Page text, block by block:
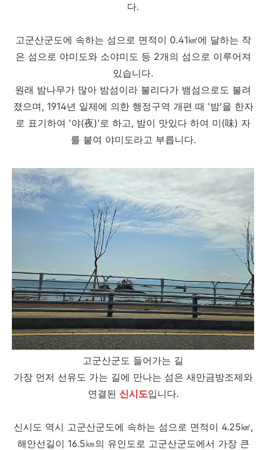
다.
고군산군도에 속하는 섬으로 면적이 0.41㎢에 달하는 작
은 섬으로 야미도와 소야미도 등 2개의 섬으로 이루어져
있습니다.
원래 밤나무가 많아 밤섬이라 불리다가 뱀섬으로도 불려
졌으며, 1914년 일제에 의한 행정구역 개편 때 '밤'을 한자
로 표기하여 '야(夜)'로 하고, 밤이 맛있다 하여 미(味) 자
를 붙여 야미도라고 부릅니다.
고군산군도 들어가는 길
가장 먼저 선유도 가는 길에 만나는 섬은 새만금방조제와
연결된 신시도입니다.
신시도 역시 고군산군도에 속하는 섬으로 면적이 4.25㎢,
해안선길이 16.5㎞의 유인도로 고군산군도에서 가장 큰